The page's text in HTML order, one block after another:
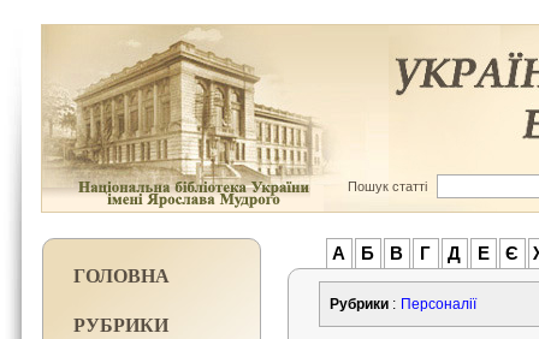
Пошук статті
ГОЛОВНА
РУБРИКИ
А Б В Г Д Е Є
Рубрики : Персоналії